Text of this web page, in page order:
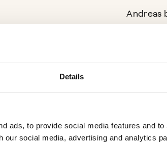
Details
ads, to provide social media features and
our social media, advertising and analytics
Andreas
samt
allmän